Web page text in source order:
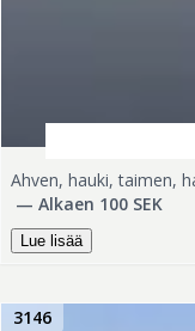
Ahven, hauki, taimen,
— Alkaen 100 SEK
Lue lisää
3146